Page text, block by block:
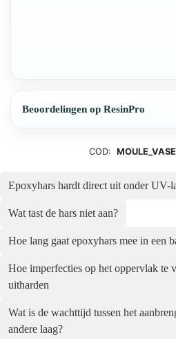
Beoordelingen op ResinPro
COD:
Epoxyhars hardt direct uit onder UV-
Wat tast de hars niet aan?
Hoe lang gaat epoxyhars mee in een
Hoe imperfec­ties op het opper­vlak te
uitharden
Wat is de wachttijd tussen het
andere laag?